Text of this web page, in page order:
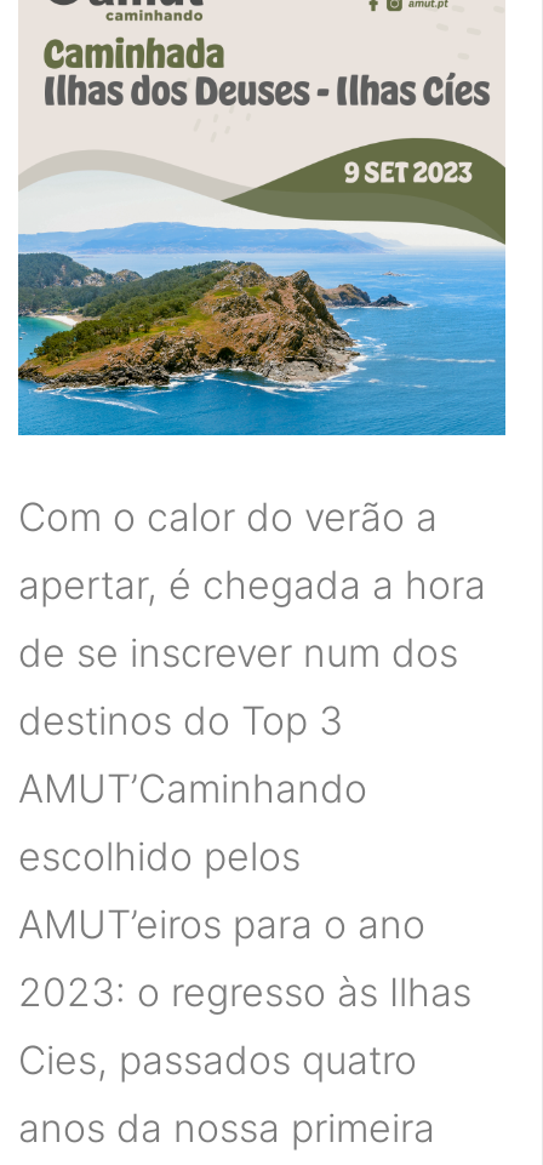
Com o calor do verão a
apertar, é chegada a hora
de se inscrever num dos
destinos do Top 3
AMUT’Caminhando
escolhido pelos
AMUT’eiros para o ano
2023: o regresso às Ilhas
Cies, passados quatro
anos da nossa primeira